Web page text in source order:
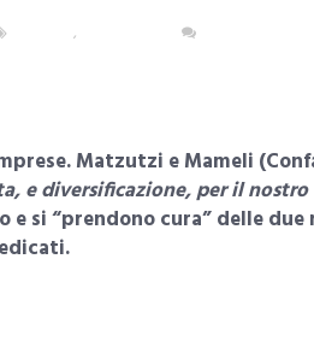
,
Matzutzi e Mameli
e diversificazione, per il
e si “prendono cura” delle